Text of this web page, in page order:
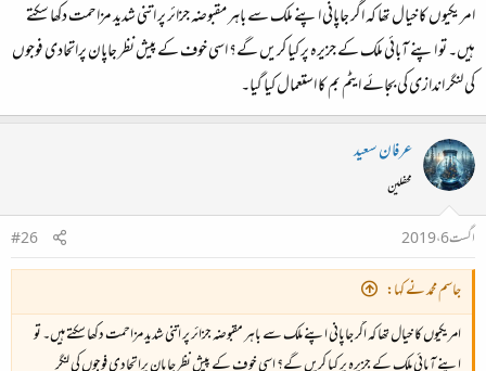
امریکیوں کا خیال تھا کہ اگر جاپانی اپنے ملک سے باہر مقبوضہ جزائر پر اتنی شدید مزاحمت دکھا سکتے
ہیں۔ تو اپنے آبائی ملک کے جزیرہ پر کیا کریں گے؟ اسی خوف کے پیش نظر جاپان پراتحادی فوجوں
کی لنگر اندازی کی بجائے ایٹم بم کا استعمال کیا گیا۔
عرفان سعید
محفلین
اگست 6، 2019
#26
جاسم محمد نے کہا:
امریکیوں کا خیال تھا کہ اگر جاپانی اپنے ملک سے باہر مقبوضہ جزائر پر اتنی شدید مزاحمت دکھا سکتے ہیں۔ تو